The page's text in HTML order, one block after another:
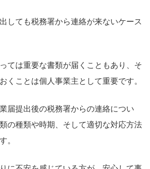
しても税務署から連絡が来ないケース
ては重要な書類が届くこともあり、そ
くことは個人事業主として重要です。
届提出後の税務署からの連絡につい
の種類や時期、そして適切な対応方法
。